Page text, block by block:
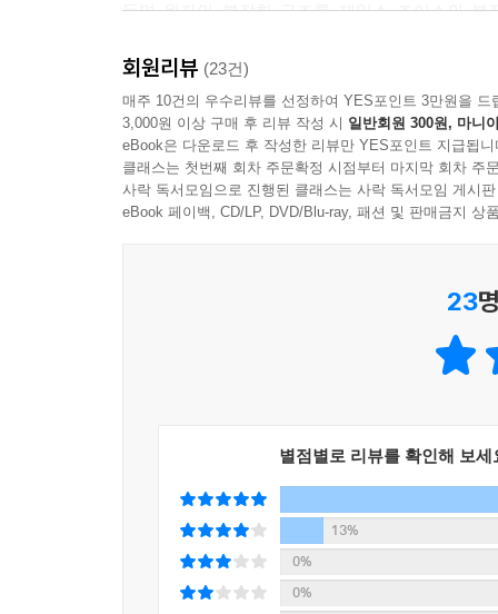
들면 원자의 복잡한 구조를 제임스 조이스의
가지 힘force을 말할 때는 '스타워즈'의 제다이들
살짝 바꿔 확률 장의 부제인 ‘누구를 위한 종형
Imaging World 'Pieces'를 지질학 장의 부제로 하는
문학과 회화에서부터 유머와 스포츠에 이르기까
작가의 글쓰기 스타일은 에세이처럼 편하고 유
회원리뷰 (23건)
매주 10건의 우수리뷰를 선정하여 YES포인트 3만원을 드
3,000원 이상 구매 후 리뷰 작성 시 일반회원 300원, 마니
eBook은 다운로드 후 작성한 리뷰만 YES포인트 지급됩니
클래스는 첫번째 회차 주문확정 시점부터 마지막 회차 주
사락 독서모임으로 진행된 클래스는 사락 독서모임 게시
eBook 페이백, CD/LP, DVD/Blu-ray, 패션 및 판매금지 상
23
별점별로 리뷰를 확인해 보세
13%
0%
0%